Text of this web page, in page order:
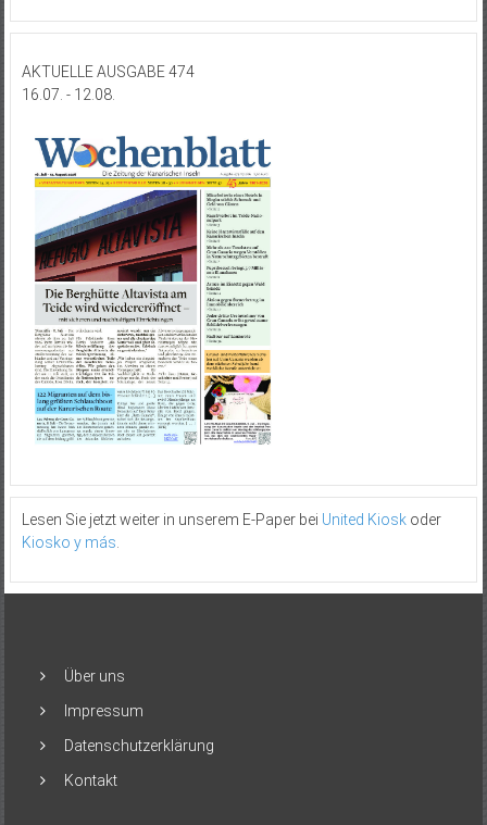
AKTUELLE AUSGABE 474
16.07. - 12.08.
Lesen Sie jetzt weiter in unserem E-Paper bei United Kioskoder
Kiosko y más
Über uns
Impressum
Datenschutzerklärung
Kontakt